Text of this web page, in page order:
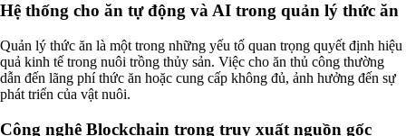
Hệ thống cho ăn tự động và AI trong quản lý thức ăn
Quản lý thức ăn là một trong những yếu tố quan trọng quyết định hiệu
quả kinh tế trong nuôi trồng thủy sản. Việc cho ăn thủ công thường
dẫn đến lãng phí thức ăn hoặc cung cấp không đủ, ảnh hưởng đến sự
phát triển của vật nuôi.
Công nghệ Blockchain trong truy xuất nguồn gốc